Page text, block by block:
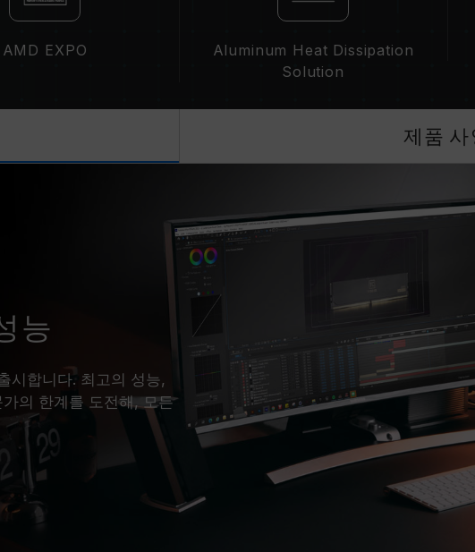
된 주파수에 도달하지 못할 수 있으며, 최종 작동 주
오버클럭(XMP 3.0 / EXPO 설정 활성화 등)은
영향을 미칠 수 있습니다. 오버클럭으로 인한 시스템
메모리 모듈에 기재된 주파수는 달성 가능한 최대 주
메인보드 및 프로세서가 해당 오버클럭 기술(XMP
TEAMGROUP의 모든 메모리 모듈은 표준 전압 범
메인보드의 문제로 인한 고장은 해당 제조사에 문의
AMD EXPO
Aluminum Heat Dissipation
Solution
제품 사
능
시합니다. 최고의 성능,
의 한계를 도전해, 모든